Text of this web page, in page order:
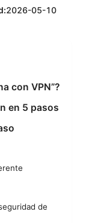
2026-05-10
con VPN”?
en 5 pasos
de